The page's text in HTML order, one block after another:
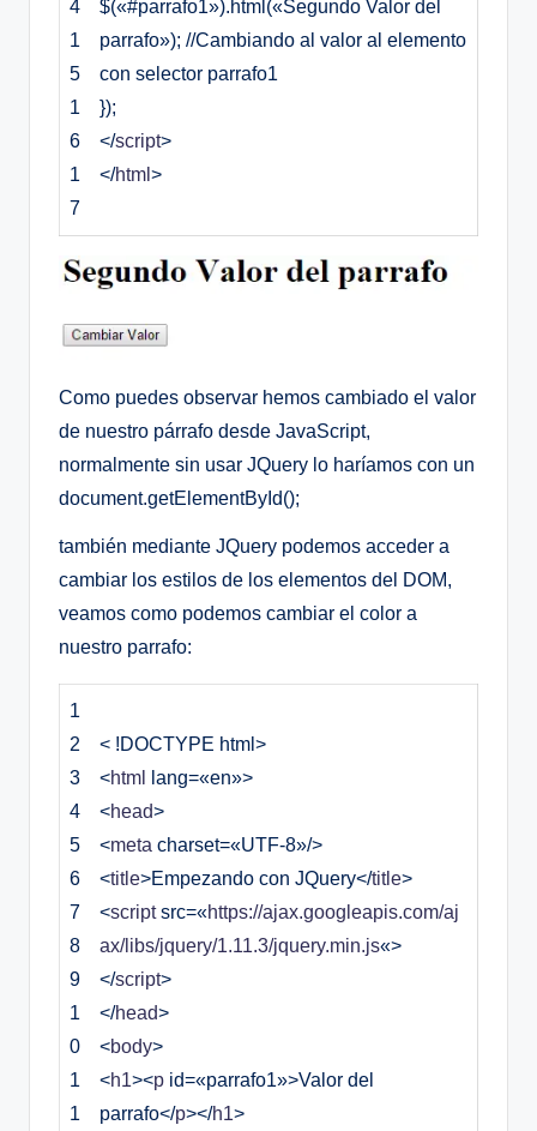
4
1
5
1
6
1
7
$(«#parrafo1»).html(«Segundo Valor del
parrafo»); //Cambiando al valor al elemento
con selector parrafo1
});
</script>
</html >
Como puedes observar hemos cambiado el valor
de nuestro párrafo desde JavaScript,
normalmente sin usar JQuery lo haríamos con un
document.getElementById();
también mediante JQuery podemos acceder a
cambiar los estilos de los elementos del DOM,
veamos como podemos cambiar el color a
nuestro parrafo:
1
2
3
4
5
6
7
8
9
1
0
1
1
< !DOCTYPE html>
<html lang=«en»>
<head>
<meta charset=«UTF-8»/>
<title>Empezando con JQuery</title>
<script src=«https://ajax.googleapis.com/aj
ax/libs/jquery/1.11.3/jquery.min.js«>
</script>
</head>
<body>
<h1><p id=«parrafo1»>Valor del
parrafo</p></h1>